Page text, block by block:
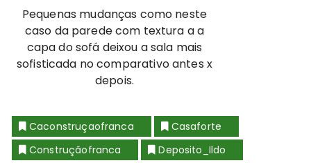
Pequenas mudanças como neste
caso da parede com textura a a
capa do sofá deixou a sala mais
sofisticada no comparativo antes x
depois.
Caconstruçaofranca
Casaforte
Construçãofranca
Deposito_Ildo